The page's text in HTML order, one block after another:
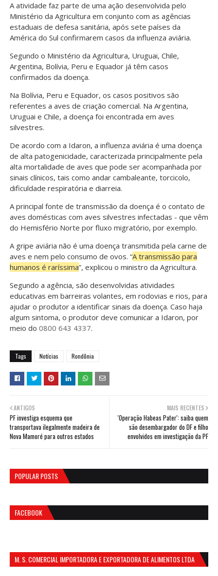
A atividade faz parte de uma ação desenvolvida pelo
Ministério da Agricultura em conjunto com as agências
estaduais de defesa sanitária, após sete países da
América do Sul confirmarem casos da influenza aviária.
Segundo o Ministério da Agricultura, Uruguai, Chile,
Argentina, Bolívia, Peru e Equador já têm casos
confirmados da doença.
Na Bolívia, Peru e Equador, os casos positivos são
referentes a aves de criação comercial. Na Argentina,
Uruguai e Chile, a doença foi encontrada em aves
silvestres.
De acordo com a Idaron, a influenza aviária é uma doença
de alta patogenicidade, caracterizada principalmente pela
alta mortalidade de aves que pode ser acompanhada por
sinais clínicos, tais como andar cambaleante, torcicolo,
dificuldade respiratória e diarreia.
A principal fonte de transmissão da doença é o contato de
aves domésticas com aves silvestres infectadas - que vêm
do Hemisfério Norte por fluxo migratório, por exemplo.
A gripe aviária não é uma doença transmitida pela carne de
aves e nem pelo consumo de ovos. “A transmissão para
humanos é raríssima”, explicou o ministro da Agricultura.
Segundo a agência, são desenvolvidas atividades
educativas em barreiras volantes, em rodovias e rios, para
ajudar o produtor a identificar sinais da doença. Caso haja
algum sintoma, o produtor deve comunicar a Idaron, por
meio do 0800 643 4337.
Tags Notícias Rondônia
MAIS RECENTES
'Operação Habeas Pater': saiba quem
são desembargador do DF e filho
envolvidos em investigação da PF
ANTIGOS
PF investiga esquema que
transportava ilegalmente madeira de
Nova Mamoré para outros estados
POPULAR POSTS
FACEBOOK
M. S. COMERCIAL IMPORTADORA E EXPORTADORA DE ALIMENTOS LTDA